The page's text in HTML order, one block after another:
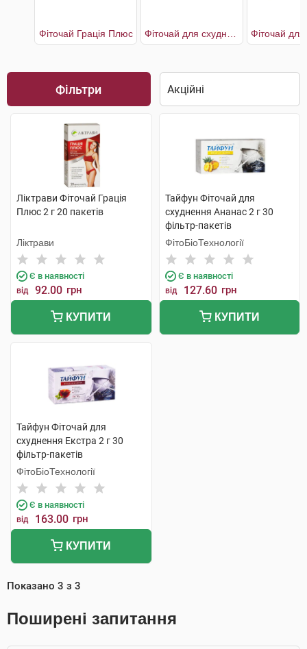
Фіточай Грація Плюс
Фільтри
Ліктрави Фіточай Грація
Плюс 2 г 20 пакетів
Ліктрави
Є в наявності
від 92.00 грн
КУПИТИ
Тайфун Фіточай для
схуднення Ананас 2 г 30
фільтр-пакетів
ФітоБіоТехнології
Є в наявності
від 127.60 грн
КУПИТИ
Тайфун Фіточай для
схуднення Екстра 2 г 30
фільтр-пакетів
ФітоБіоТехнології
Є в наявності
від 163.00 грн
КУПИТИ
Показано 3 з 3
Поширені запитання